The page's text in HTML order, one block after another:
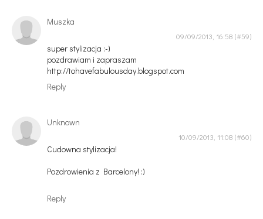
Muszka
09/09/2013, 16:58
super stylizacja :-)
pozdrawiam i zapraszam
http://tohavefabulousday.blogspot.com
Reply
Unknown
10/09/2013, 11:08
Cudowna stylizacja!
Pozdrowienia z Barcelony! :)
Reply